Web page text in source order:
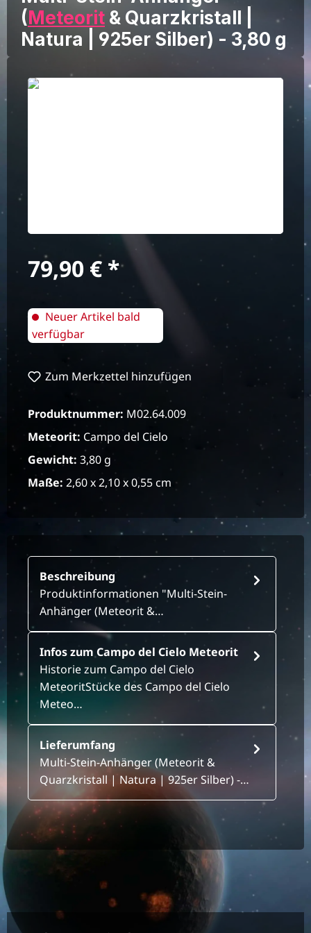
(Meteorit & Quarzkristall |
Natura | 925er Silber) - 3,80 g
Bildergalerie überspringen
Regulärer Preis:
79,90 €
Neuer Artikel bald
verfügbar
Zum Merkzettel hinzufügen
Produktnummer: M02.64.009
Meteorit: Campo del Cielo
Gewicht: 3,80 g
Maße: 2,60 x 2,10 x 0,55 cm
Beschreibung
Produktinformationen "Multi-Stein-
Anhänger (Meteorit &…
Infos zum Campo del Cielo Meteorit
Historie zum Campo del Cielo
MeteoritStücke des Campo del Cielo
Meteo…
Lieferumfang
Multi-Stein-Anhänger (Meteorit &
Quarzkristall | Natura | 925er Silber) -…